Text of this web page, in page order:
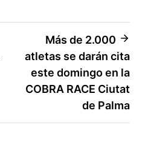
Más de 2.000
atletas se darán cita
este domingo en la
COBRA RACE Ciutat
de Palma